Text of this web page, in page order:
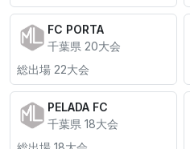
FC PORTA
千葉県 20大会
総出場 22大会
PELADA FC
千葉県 18大会